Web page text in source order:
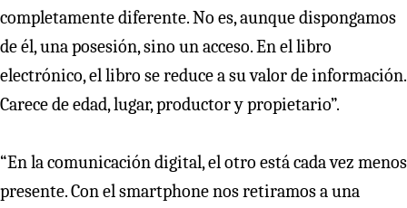
completamente diferente. No es, aunque dispongamos
de él, una posesión, sino un acceso. En el libro
electrónico, el libro se reduce a su valor de información.
Carece de edad, lugar, productor y propietario”.
“En la comunicación digital, el otro está cada vez menos
presente. Con el smartphone nos retiramos a una